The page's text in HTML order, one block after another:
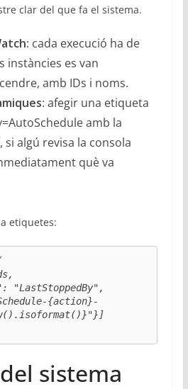
clar del que fa el sistema.
: cada execució ha de
instàncies es van
amb IDs i noms.
: afegir una etiqueta
amb la
si algú revisa la consola
què va
etiquetes:
{action}-
sistema